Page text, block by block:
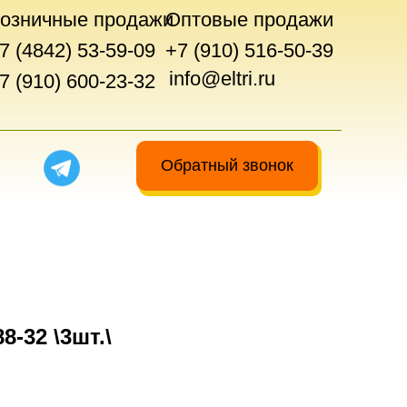
продажи
(4842) 53-59-09
(910) 600-23-32
Оптовые продажи
+7 (910) 516-50-39
Обратный звонок
info@eltri.ru
32 \3шт.\